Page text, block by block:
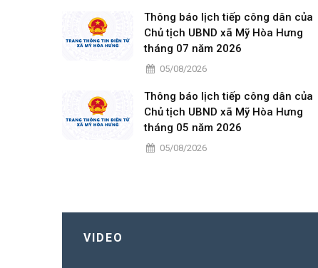
giáo dục pháp luật xã; đại diện các tổ chức chính trị - xã hội;
công c
Thông báo lịch tiếp công dân của
Chủ tịch UBND xã Mỹ Hòa Hưng
tháng 07 năm 2026
05/08/2026
Thông báo lịch tiếp công dân của
Chủ tịch UBND xã Mỹ Hòa Hưng
tháng 05 năm 2026
05/08/2026
VIDEO